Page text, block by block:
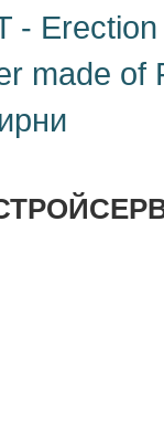
-
made of